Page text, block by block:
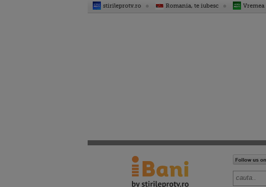
stirileprotv.ro Romania, te iubesc Vremea